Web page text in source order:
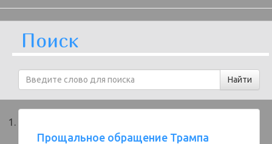
Поиск
Прощальное обращение Трампа